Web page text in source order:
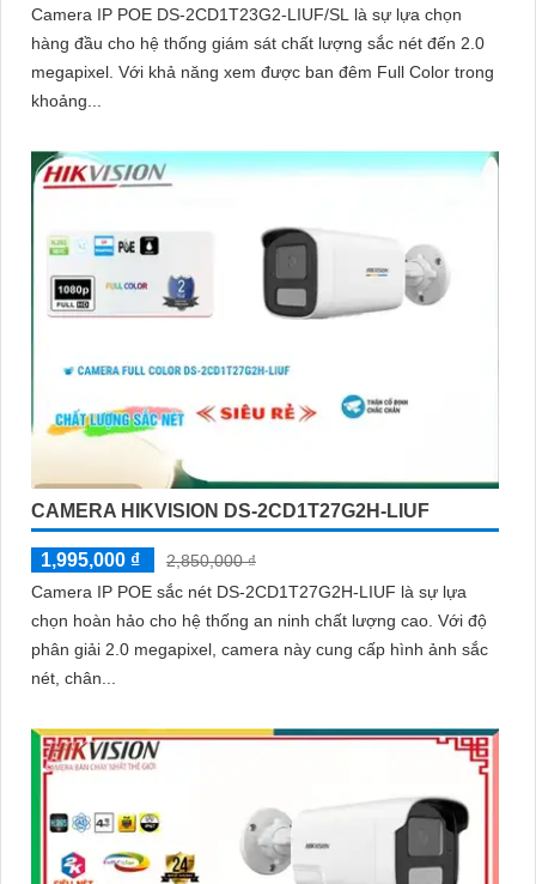
Camera IP POE DS-2CD1T23G2-LIUF/SL là sự lựa chọn
hàng đầu cho hệ thống giám sát chất lượng sắc nét đến 2.0
megapixel. Với khả năng xem được ban đêm Full Color trong
khoảng...
CAMERA HIKVISION DS-2CD1T27G2H-LIUF
1,995,000 ₫
2,850,000 ₫
Camera IP POE sắc nét DS-2CD1T27G2H-LIUF là sự lựa
chọn hoàn hảo cho hệ thống an ninh chất lượng cao. Với độ
phân giải 2.0 megapixel, camera này cung cấp hình ảnh sắc
nét, chân...